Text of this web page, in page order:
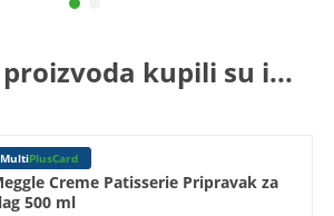
kupili su i...
MultiPlusCard
Creme Patisserie Pripravak za
500 ml